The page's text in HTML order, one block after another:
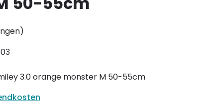
3.0 orange monster M 50-55cm